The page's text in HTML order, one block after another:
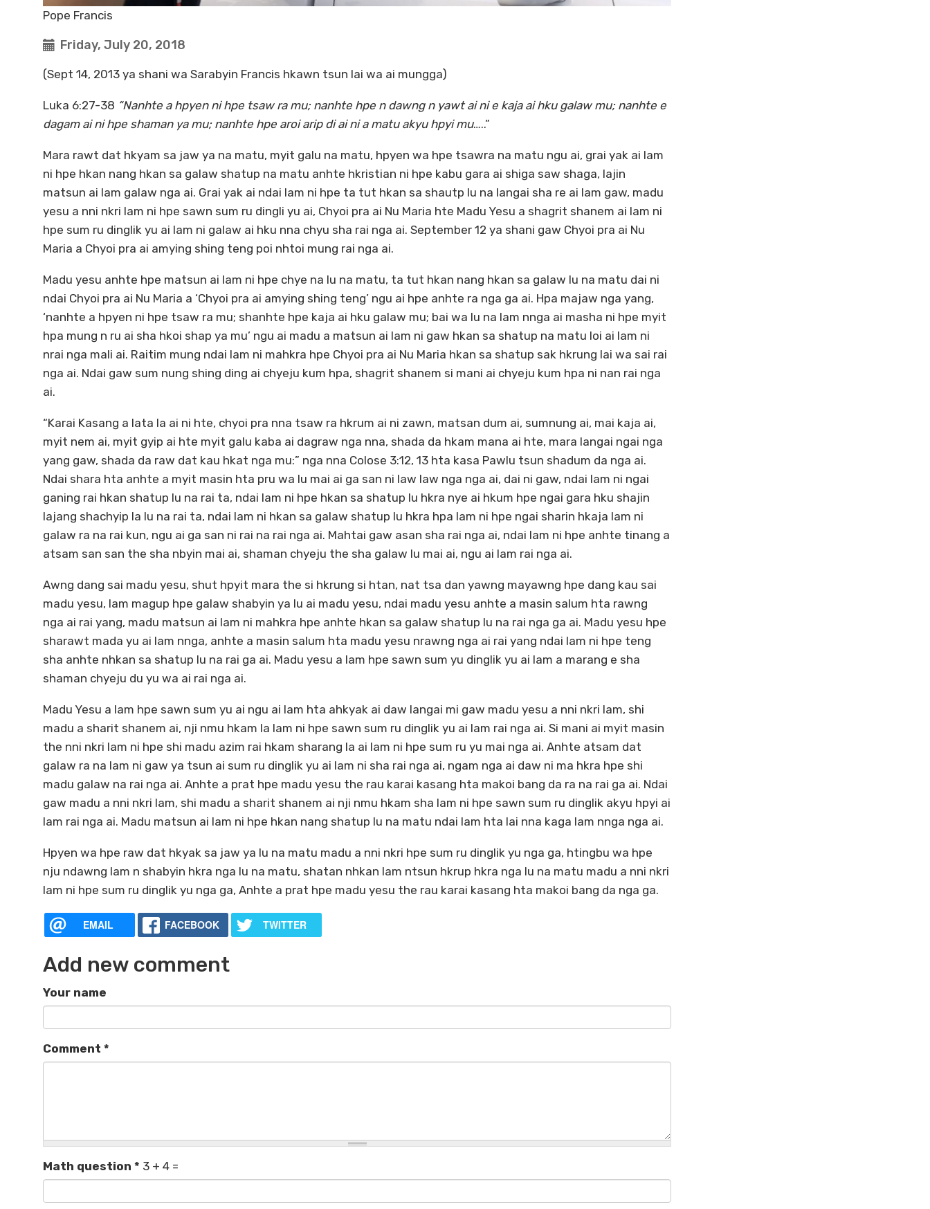
Pope Francis
Friday, July 20, 2018
(Sept 14, 2013 ya shani wa Sarabyin Francis hkawn tsun lai wa ai mungga)
Luka 6:27-38 “Nanhte a hpyen ni hpe tsaw ra mu; nanhte hpe n dawng n yawt ai ni e kaja ai hku galaw mu; nanhte e
dagam ai ni hpe shaman ya mu; nanhte hpe aroi arip di ai ni a matu akyu hpyi mu…..”
Mara rawt dat hkyam sa jaw ya na matu, myit galu na matu, hpyen wa hpe tsawra na matu ngu ai, grai yak ai lam
ni hpe hkan nang hkan sa galaw shatup na matu anhte hkristian ni hpe kabu gara ai shiga saw shaga, lajin
matsun ai lam galaw nga ai. Grai yak ai ndai lam ni hpe ta tut hkan sa shautp lu na langai sha re ai lam gaw, madu
yesu a nni nkri lam ni hpe sawn sum ru dingli yu ai, Chyoi pra ai Nu Maria hte Madu Yesu a shagrit shanem ai lam ni
hpe sum ru dinglik yu ai lam ni galaw ai hku nna chyu sha rai nga ai. September 12 ya shani gaw Chyoi pra ai Nu
Maria a Chyoi pra ai amying shing teng poi nhtoi mung rai nga ai.
Madu yesu anhte hpe matsun ai lam ni hpe chye na lu na matu, ta tut hkan nang hkan sa galaw lu na matu dai ni
ndai Chyoi pra ai Nu Maria a ‘Chyoi pra ai amying shing teng’ ngu ai hpe anhte ra nga ga ai. Hpa majaw nga yang,
‘nanhte a hpyen ni hpe tsaw ra mu; shanhte hpe kaja ai hku galaw mu; bai wa lu na lam nnga ai masha ni hpe myit
hpa mung n ru ai sha hkoi shap ya mu’ ngu ai madu a matsun ai lam ni gaw hkan sa shatup na matu loi ai lam ni
nrai nga mali ai. Raitim mung ndai lam ni mahkra hpe Chyoi pra ai Nu Maria hkan sa shatup sak hkrung lai wa sai rai
nga ai. Ndai gaw sum nung shing ding ai chyeju kum hpa, shagrit shanem si mani ai chyeju kum hpa ni nan rai nga
ai.
“Karai Kasang a lata la ai ni hte, chyoi pra nna tsaw ra hkrum ai ni zawn, matsan dum ai, sumnung ai, mai kaja ai,
myit nem ai, myit gyip ai hte myit galu kaba ai dagraw nga nna, shada da hkam mana ai hte, mara langai ngai nga
yang gaw, shada da raw dat kau hkat nga mu:” nga nna Colose 3:12, 13 hta kasa Pawlu tsun shadum da nga ai.
Ndai shara hta anhte a myit masin hta pru wa lu mai ai ga san ni law law nga nga ai, dai ni gaw, ndai lam ni ngai
ganing rai hkan shatup lu na rai ta, ndai lam ni hpe hkan sa shatup lu hkra nye ai hkum hpe ngai gara hku shajin
lajang shachyip la lu na rai ta, ndai lam ni hkan sa galaw shatup lu hkra hpa lam ni hpe ngai sharin hkaja lam ni
galaw ra na rai kun, ngu ai ga san ni rai na rai nga ai. Mahtai gaw asan sha rai nga ai, ndai lam ni hpe anhte tinang a
atsam san san the sha nbyin mai ai, shaman chyeju the sha galaw lu mai ai, ngu ai lam rai nga ai.
Awng dang sai madu yesu, shut hpyit mara the si hkrung si htan, nat tsa dan yawng mayawng hpe dang kau sai
madu yesu, lam magup hpe galaw shabyin ya lu ai madu yesu, ndai madu yesu anhte a masin salum hta rawng
nga ai rai yang, madu matsun ai lam ni mahkra hpe anhte hkan sa galaw shatup lu na rai nga ga ai. Madu yesu hpe
sharawt mada yu ai lam nnga, anhte a masin salum hta madu yesu nrawng nga ai rai yang ndai lam ni hpe teng
sha anhte nhkan sa shatup lu na rai ga ai. Madu yesu a lam hpe sawn sum yu dinglik yu ai lam a marang e sha
shaman chyeju du yu wa ai rai nga ai.
Madu Yesu a lam hpe sawn sum yu ai ngu ai lam hta ahkyak ai daw langai mi gaw madu yesu a nni nkri lam, shi
madu a sharit shanem ai, nji nmu hkam la lam ni hpe sawn sum ru dinglik yu ai lam rai nga ai. Si mani ai myit masin
the nni nkri lam ni hpe shi madu azim rai hkam sharang la ai lam ni hpe sum ru yu mai nga ai. Anhte atsam dat
galaw ra na lam ni gaw ya tsun ai sum ru dinglik yu ai lam ni sha rai nga ai, ngam nga ai daw ni ma hkra hpe shi
madu galaw na rai nga ai. Anhte a prat hpe madu yesu the rau karai kasang hta makoi bang da ra na rai ga ai. Ndai
gaw madu a nni nkri lam, shi madu a sharit shanem ai nji nmu hkam sha lam ni hpe sawn sum ru dinglik akyu hpyi ai
lam rai nga ai. Madu matsun ai lam ni hpe hkan nang shatup lu na matu ndai lam hta lai nna kaga lam nnga nga ai.
Hpyen wa hpe raw dat hkyak sa jaw ya lu na matu madu a nni nkri hpe sum ru dinglik yu nga ga, htingbu wa hpe
nju ndawng lam n shabyin hkra nga lu na matu, shatan nhkan lam ntsun hkrup hkra nga lu na matu madu a nni nkri
lam ni hpe sum ru dinglik yu nga ga, Anhte a prat hpe madu yesu the rau karai kasang hta makoi bang da nga ga.
EMAIL FACEBOOK TWITTER
Add new comment
Your name
Comment *
Math question * 3 + 4 =